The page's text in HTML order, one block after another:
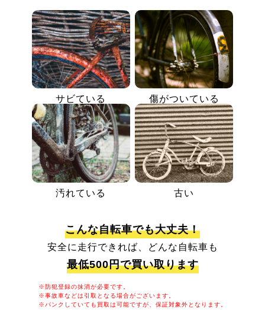
サビている 傷がついている
汚れている 古い
こんな自転車でも大丈夫！
安全に走行できれば、どんな自転車も
最低500円で買い取ります
※防犯登録の抹消が必要です。
※事故車などは引取となる場合がございます。
※パンクしていても買取は可能ですが、保証対象外となります。